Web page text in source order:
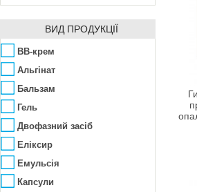
Deborah
Declare
Demax
Deoproce
Derma E
Dermacol
Dermaline
Dermalogica
Dermophisiologique
Гіалуронова кислота
Гамамеліс
Гліколева кислота
Екстракт ікри
Екстракт зеленого чаю
Екстракт кінського каштана
Екстракт календули
Екстракти водоростей
Екстракти лікарських
рослин
ВИД ПРОДУКЦІЇ
BB-крем
Альгінат
Бальзам
Гель
Двофазний засіб
Еліксир
Емульсія
Капсули